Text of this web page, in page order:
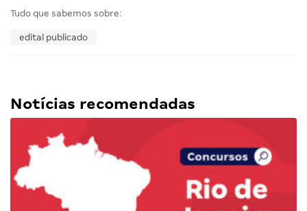
Tudo que sabemos sobre:
edital publicado
Notícias recomendadas